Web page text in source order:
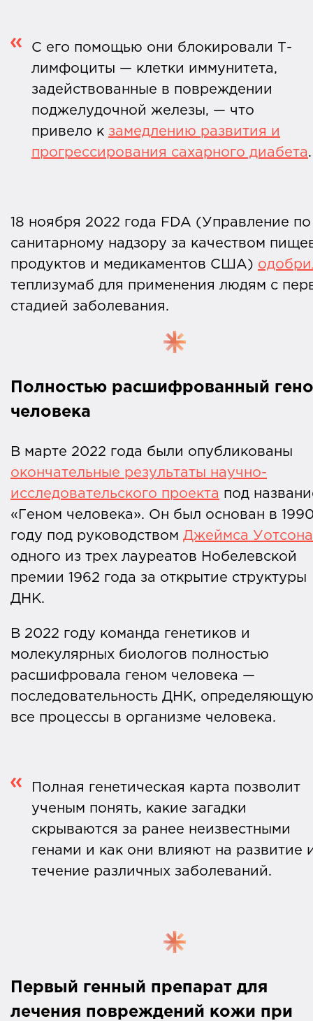
С его помощью они блокировали Т-
лимфоциты — клетки иммунитета,
задействованные в повреждении
поджелудочной железы, — что
привело к замедлению развития и
прогрессирования сахарного диабета
18 ноября 2022 года FDA (Управление по
санитарному надзору за качеством
продуктов и медикаментов США)
теплизумаб для применения людям с
стадией заболевания.
Полностью расшифрованный
человека
В марте 2022 года были опубликованы
окончательные результаты научно-
исследовательского проекта под
«Геном человека». Он был основан в
году под руководством Джеймса
одного из трех лауреатов Нобелевской
премии 1962 года за открытие структуры
ДНК.
В 2022 году команда генетиков и
молекулярных биологов полностью
расшифровала геном человека —
последовательность ДНК, определяющую
все процессы в организме человека.
Полная генетическая карта позволит
ученым понять, какие загадки
скрываются за ранее неизвестными
генами и как они влияют на развитие
течение различных заболеваний.
Первый генный препарат для
лечения повреждений кожи при